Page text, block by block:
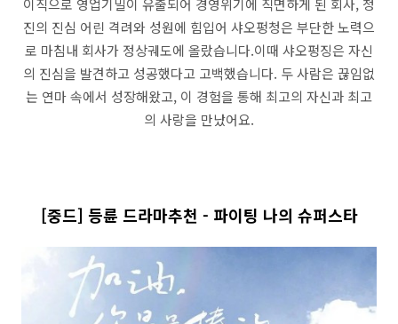
이직으로 영업기밀이 유출되어 경영위기에 직면하게 된 회사, 청
진의 진심 어린 격려와 성원에 힘입어 샤오펑청은 부단한 노력으
로 마침내 회사가 정상궤도에 올랐습니다.이때 샤오펑징은 자신
의 진심을 발견하고 성공했다고 고백했습니다. 두 사람은 끊임없
는 연마 속에서 성장해왔고, 이 경험을 통해 최고의 자신과 최고
의 사랑을 만났어요.
[중드] 등륜 드라마추천 - 파이팅 나의 슈퍼스타